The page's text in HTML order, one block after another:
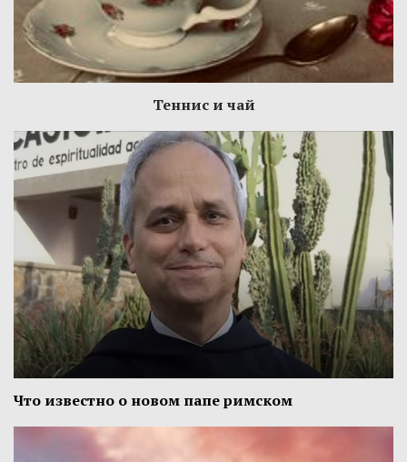
Теннис и чай
Что известно о новом папе римском